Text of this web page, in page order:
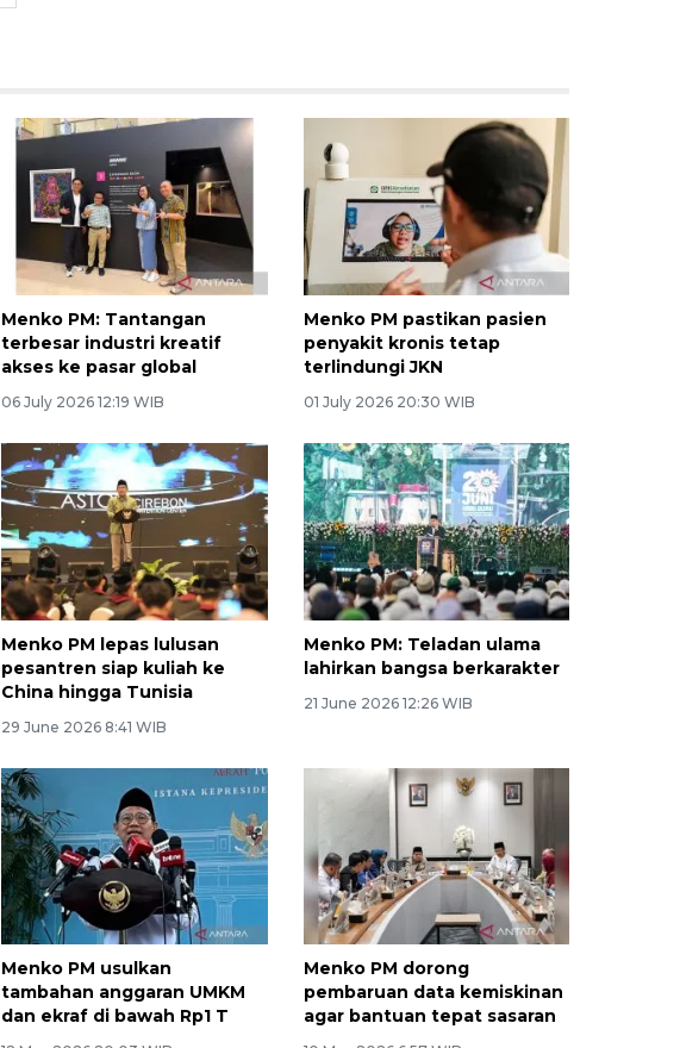
Menko PM: Tantangan
terbesar industri kreatif
akses ke pasar global
06 July 2026 12:19 WIB
Menko PM pastikan pasien
penyakit kronis tetap
terlindungi JKN
01 July 2026 20:30 WIB
Menko PM lepas lulusan
pesantren siap kuliah ke
China hingga Tunisia
29 June 2026 8:41 WIB
Menko PM: Teladan ulama
lahirkan bangsa berkarakter
21 June 2026 12:26 WIB
Menko PM usulkan
tambahan anggaran UMKM
dan ekraf di bawah Rp1 T
Menko PM dorong
pembaruan data kemiskinan
agar bantuan tepat sasaran